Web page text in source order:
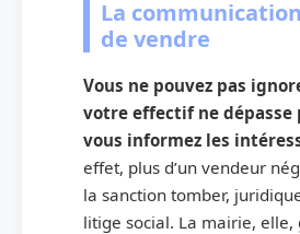
La
de vendre
Vous ne pouvez pas
votre effectif ne dépasse
vous informez les
effet, plus d’un vendeur
la sanction tomber,
litige social. La mairie,